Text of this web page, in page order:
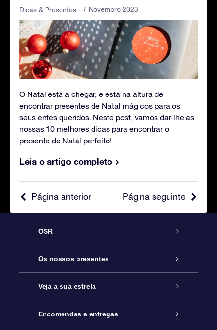
Dicas & Presentes - 7 Novembro 2023
O Natal está a chegar, e está na altura de
encontrar presentes de Natal mágicos para os
seus entes queridos. Neste post, vamos dar-lhe as
nossas 10 melhores dicas para encontrar o
presente de Natal perfeito!
Leia o artigo completo
Página seguinte
Página anterior
OSR
Serviço
Contactos
O Blog
Os nossos presentes
Prenda Star Online
Pacote Prenda OSR
Veja a sua estrela
Registo de Estrela
Encomendas e entregas